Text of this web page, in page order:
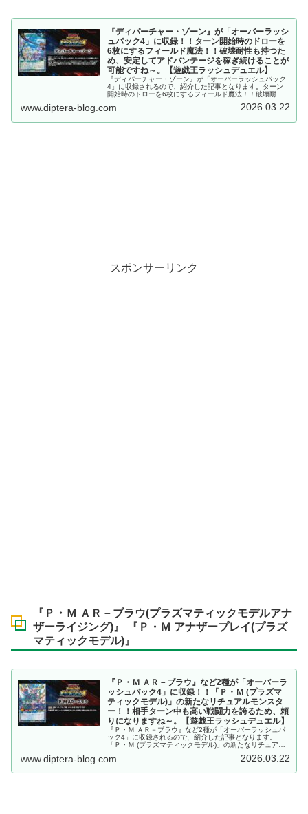
『ディパーチャー・ゾーン』が「オーバーラッシ
ュパック4」に収録！！ターン開始時のドローを
6枚にするフィールド魔法！！破壊耐性も持つた
め、安定してアドバンテージを稼ぎ続けることが
可能ですね～。【遊戯王ラッシュデュエル】
『ディパーチャー・ゾーン』が「オーバーラッシュパック
4」に収録されるので、紹介した記事となります。ターン
開始時のドローを6枚にするフィールド魔法！！破壊耐性
可能ですね～。【遊戯王ラッシュデュエル】
www.diptera-blog.com 2026.03.22
スポンサーリンク
『Ｐ・Ｍ ＡＲ－ブラウ(プラズマティックモデルアナ
ザーライジング)』 『Ｐ・Ｍ アナザープレイ(プラズ
マティックモデル)』
『Ｐ・Ｍ ＡＲ－ブラウ』など2種が「オーバーラ
ッシュパック4」に収録！！「Ｐ・Ｍ (プラズマ
ティックモデル)」の新たなリチュアルモンスタ
ー！！相手ターン中も高い戦闘力を誇るため、頼
りになりますね～。【遊戯王ラッシュデュエル】
『Ｐ・Ｍ ＡＲ－ブラウ』など2種が「オーバーラッシュパ
ック4」に収録されるので、紹介した記事となります。
「Ｐ・Ｍ (プラズマティックモデル)」の新たなリチュアル
りになりますね～。【遊戯王ラッシュデュエル】
www.diptera-blog.com 2026.03.22